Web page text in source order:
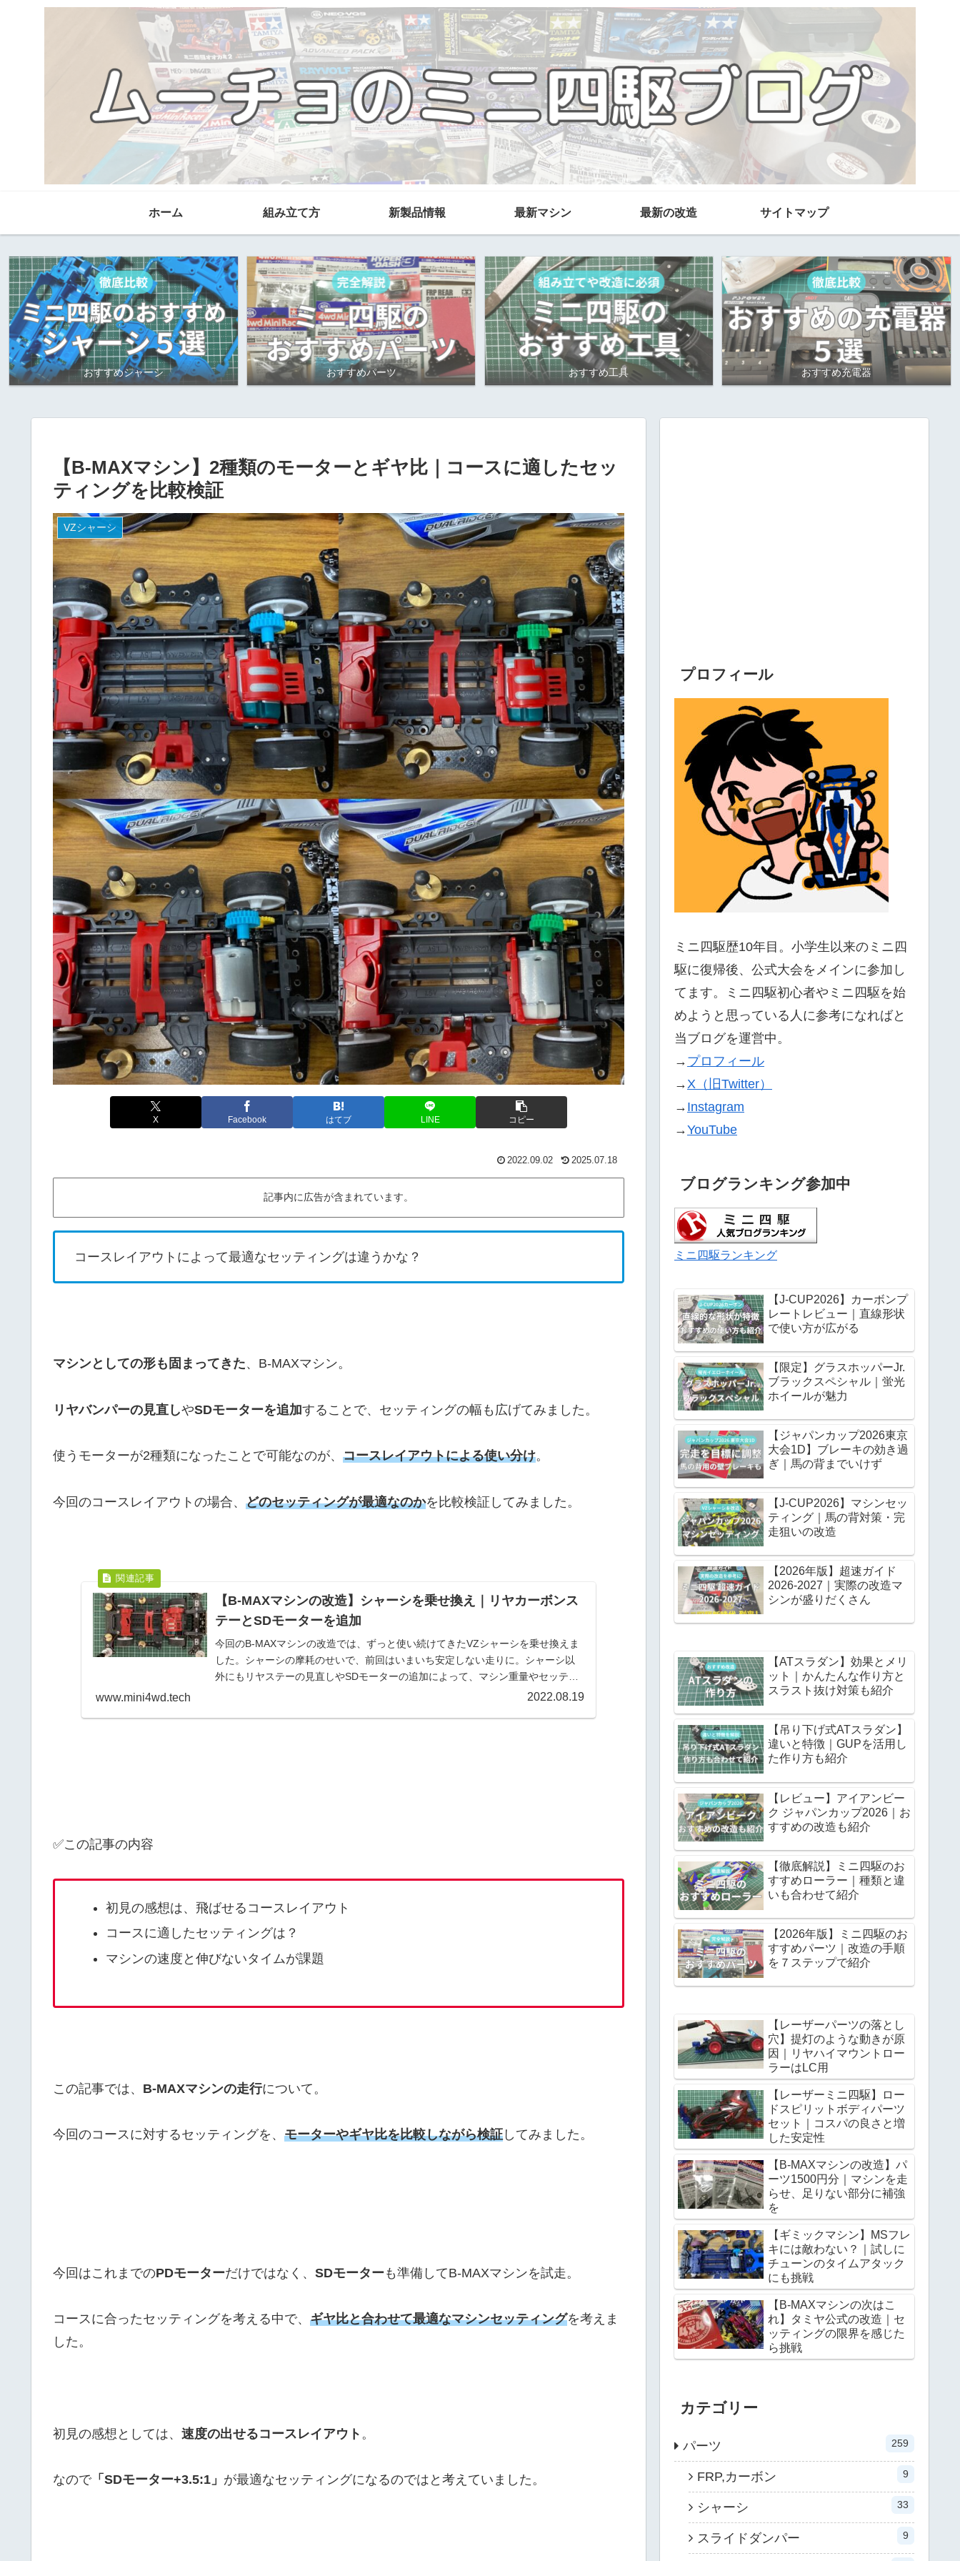
ホーム 組み立て方 新製品情報 最新マシン 最新の改造 サイトマップ
おすすめシャーシ おすすめパーツ おすすめ工具 おすすめ充電器
【B-MAXマシン】2種類のモーターとギヤ比｜コースに適したセッ
ティングを比較検証
VZシャーシ
X Facebook はてブ LINE コピー
2022.09.02 2025.07.18
記事内に広告が含まれています。
コースレイアウトによって最適なセッティングは違うかな？
マシンとしての形も固まってきた、B-MAXマシン。
リヤバンパーの見直しやSDモーターを追加することで、セッティングの幅も広げてみました。
使うモーターが2種類になったことで可能なのが、 コースレイアウトによる使い分け。
今回のコースレイアウトの場合、 どのセッティングが最適なのかを比較検証してみました。
【B-MAXマシンの改造】シャーシを乗せ換え｜リヤカーボンス
テーとSDモーターを追加
今回のB-MAXマシンの改造では、ずっと使い続けてきたVZシャーシを乗せ換えま
した。シャーシの摩耗のせいで、前回はいまいち安定しない走りに。シャーシ以
外にもリヤステーの見直しやSDモーターの追加によって、マシン重量やセッティ
www.mini4wd.tech 2022.08.19
✅この記事の内容
初見の感想は、飛ばせるコースレイアウト
コースに適したセッティングは？
マシンの速度と伸びないタイムが課題
この記事では、 B-MAXマシンの走行について。
今回のコースに対するセッティングを、 モーターやギヤ比を比較しながら検証 してみました。
今回はこれまでのPDモーターだけではなく、 SDモーターも準備してB-MAXマシンを試走。
コースに合ったセッティングを考える中で、 ギヤ比と合わせて最適なマシンセッティングを考えま
した。
初見の感想としては、 速度の出せるコースレイアウト 。
なので「SDモーター+3.5:1」 が最適なセッティングになるのではと考えていました。
プロフィール
ミニ四駆歴10年目。小学生以来のミニ四
駆に復帰後、公式大会をメインに参加し
てます。ミニ四駆初心者やミニ四駆を始
めようと思っている人に参考になればと
当ブログを運営中。
→ プロフィール
→X（旧Twitter）
→ Instagram
→YouTube
ブログランキング参加中
ミニ四駆ランキング
【J-CUP2026】カーボンプ
レートレビュー｜直線形状
で使い方が広がる
【限定】グラスホッパーJr.
ブラックスペシャル｜蛍光
ホイールが魅力
【ジャパンカップ2026東京
大会1D】ブレーキの効き過
ぎ｜馬の背までいけず
【J-CUP2026】マシンセッ
ティング｜馬の背対策・完
走狙いの改造
【2026年版】超速ガイド
2026-2027｜実際の改造マ
シンが盛りだくさん
【ATスラダン】効果とメリ
ット｜かんたんな作り方と
スラスト抜け対策も紹介
【吊り下げ式ATスラダン】
違いと特徴｜GUPを活用し
た作り方も紹介
【レビュー】アイアンビー
ク ジャパンカップ2026｜お
すすめの改造も紹介
【徹底解説】ミニ四駆のお
すすめローラー｜種類と違
いも合わせて紹介
【2026年版】ミニ四駆のお
すすめパーツ｜改造の手順
を７ステップで紹介
【レーザーパーツの落とし
穴】提灯のような動きが原
因｜リヤハイマウントロー
ラーはLC用
【レーザーミニ四駆】ロー
ドスピリットボディパーツ
セット｜コスパの良さと増
した安定性
【B-MAXマシンの改造】パ
ーツ1500円分｜マシンを走
らせ、足りない部分に補強
を
【ギミックマシン】MSフレ
キには敵わない？｜試しに
チューンのタイムアタック
にも挑戦
【B-MAXマシンの次はこ
れ】タミヤ公式の改造｜セ
ッティングの限界を感じた
ら挑戦
カテゴリー
パーツ 259
FRP,カーボン 9
シャーシ 33
スライドダンパー 9